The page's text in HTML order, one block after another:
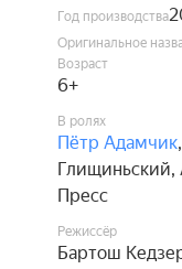
Год производства
Оригинальное
Возраст
6+
В ролях
Пётр Адамчик,
Глищиньский,
Пресс
Режиссёр
Бартош